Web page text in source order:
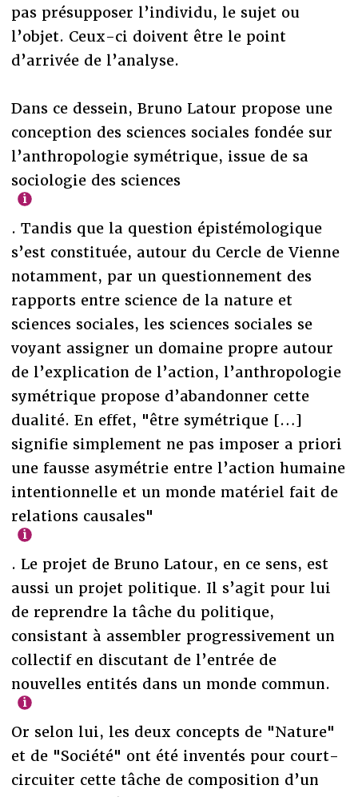
pas présupposer l’individu, le sujet ou
l’objet. Ceux-ci doivent être le point
d’arrivée de l’analyse.
Dans ce dessein, Bruno Latour propose une
conception des sciences sociales fondée sur
l’anthropologie symétrique, issue de sa
sociologie des sciences
. Tandis que la question épistémologique
s’est constituée, autour du Cercle de Vienne
notamment, par un questionnement des
rapports entre science de la nature et
sciences sociales, les sciences sociales se
voyant assigner un domaine propre autour
de l’explication de l’action, l’anthropologie
symétrique propose d’abandonner cette
dualité. En effet, "être symétrique […]
signifie simplement ne pas imposer a priori
une fausse asymétrie entre l’action humaine
intentionnelle et un monde matériel fait de
relations causales"
. Le projet de Bruno Latour, en ce sens, est
aussi un projet politique. Il s’agit pour lui
de reprendre la tâche du politique,
consistant à assembler progressivement un
collectif en discutant de l’entrée de
nouvelles entités dans un monde commun.
Or selon lui, les deux concepts de "Nature"
et de "Société" ont été inventés pour court-
circuiter cette tâche de composition d’un